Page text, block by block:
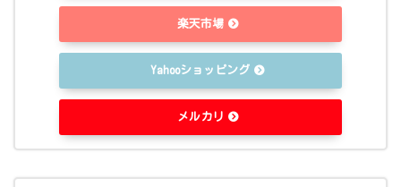
楽天市場
Yahooショッピング
メルカリ